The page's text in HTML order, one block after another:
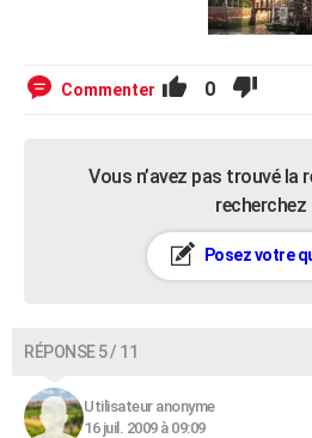
Commenter 0
Vous n’avez pas trouvé la
recherchez
Posez votre
RÉPONSE 5 / 11
Utilisateur anonyme
16 juil. 2009 à 09:09